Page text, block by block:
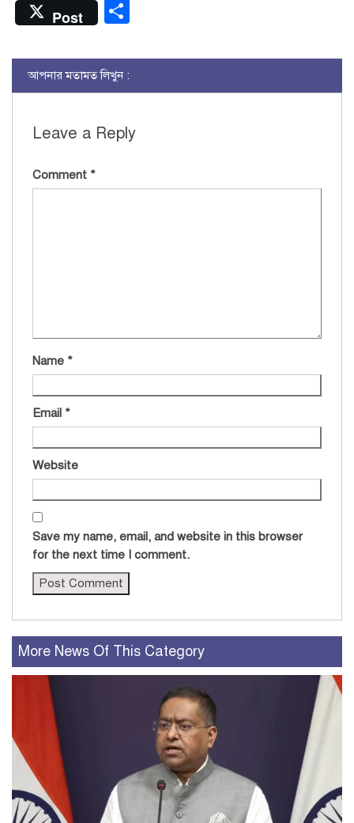
Post
আপনার মতামত লিখুন :
Leave a Reply
Comment *
Name *
Email *
Website
Save my name, email, and website in this browser
for the next time I comment.
More News Of This Category